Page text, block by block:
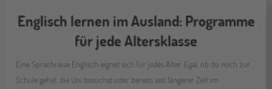
Englisch lernen im Ausland: Programme
für jede Altersklasse
Eine Sprachreise Englisch eignet sich für jedes Alter. Egal, ob du noch zur
Schule gehst, die Uni besuchst oder bereits seit längerer Zeit im